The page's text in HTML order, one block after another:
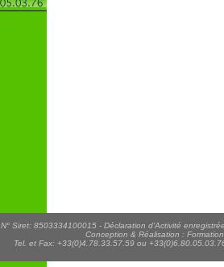
N° Siret: 8503334100015 - Déclaration d'Activité
Conception & Réalisation :
Tel. et Fax: +33(0)4.78.33.57.59 ou